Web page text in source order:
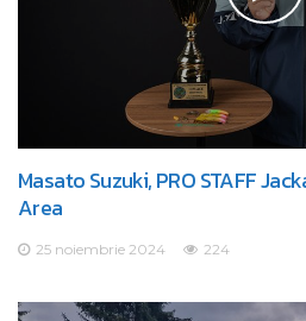
Masato Suzuki, PRO STAFF
Area
25 noiembrie 2024 224